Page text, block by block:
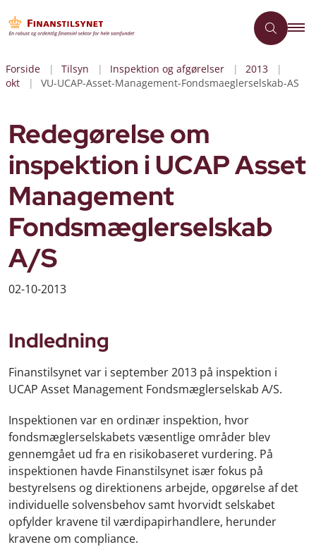
Forside Tilsyn Inspektion og afgørelser
2013
okt
VU-UCAP-Asset-Management-Fondsmaeglerselskab-AS
Redegørelse om
inspektion i UCAP Asset
Management
Fondsmæglerselskab
A/S
02-10-2013
Indledning
Finanstilsynet var i september 2013 på inspektion i
UCAP Asset Management Fondsmæglerselskab A/S.
Inspektionen var en ordinær inspektion, hvor
fondsmæglerselskabets væsentlige områder blev
gennemgået ud fra en risikobaseret vurdering. På
inspektionen havde Finanstilsynet især fokus på
bestyrelsens og direktionens arbejde, opgørelse af det
individuelle solvensbehov samt hvorvidt selskabet
opfylder kravene til værdipapirhandlere, herunder
kravene om compliance.